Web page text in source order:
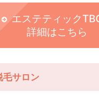
エステティック
詳細はこちら
サロン